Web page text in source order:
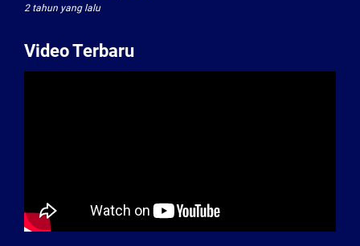
2 tahun yang lalu
Video Terbaru